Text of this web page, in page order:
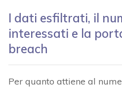
I dati esfiltrati, il
interessati e la
breach
Per quanto attiene al